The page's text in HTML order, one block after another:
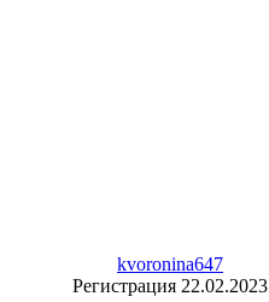
kvoronina647
Регистрация 22.02.2023